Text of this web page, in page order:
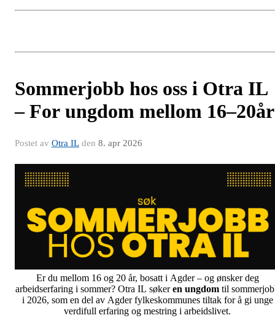
Sommerjobb hos oss i Otra IL
– For ungdom mellom 16–20år
Postet av Otra IL den 8. apr 2026
Er du mellom 16 og 20 år, bosatt i Agder – og ønsker deg
arbeidserfaring i sommer? Otra IL søkeren ungdom til
i 2026, som en del av Agder fylkeskommunes tiltak for å gi unge
verdifull erfaring og mestring i arbeidslivet.